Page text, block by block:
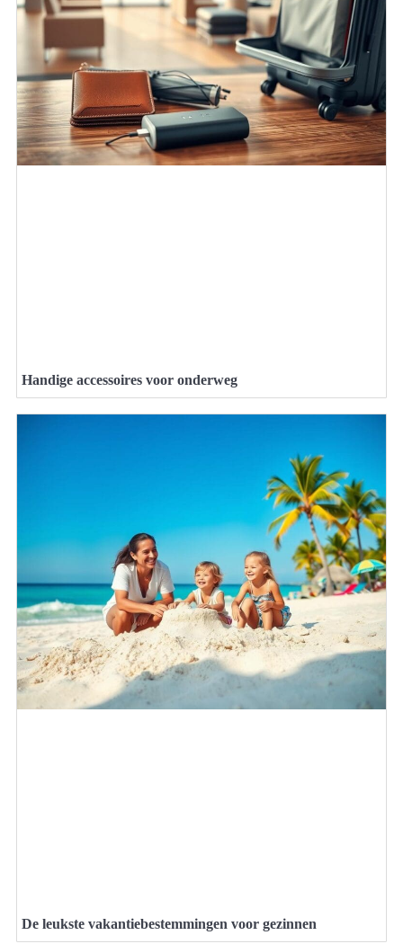
Handige accessoires voor onderweg
De leukste vakantiebestemmingen voor gezinnen